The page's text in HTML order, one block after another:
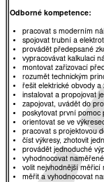
Odborné kompetence:
pracovat s moderním
spojovat trubní a
provádět předepsané
vypracovávat kalkulaci
montovat zařizovací
rozumět technickým
řešit elektrické obvody a
instalovat a propojovat
zapojovat, uvádět do
poskytovat první pomoc
orientovat se ve
pracovat s projektovou
číst výkresy, zhotovit
provádět jednoduché
vyhodnocovat
volit nejvhodnější
měřit a vyhodnocovat